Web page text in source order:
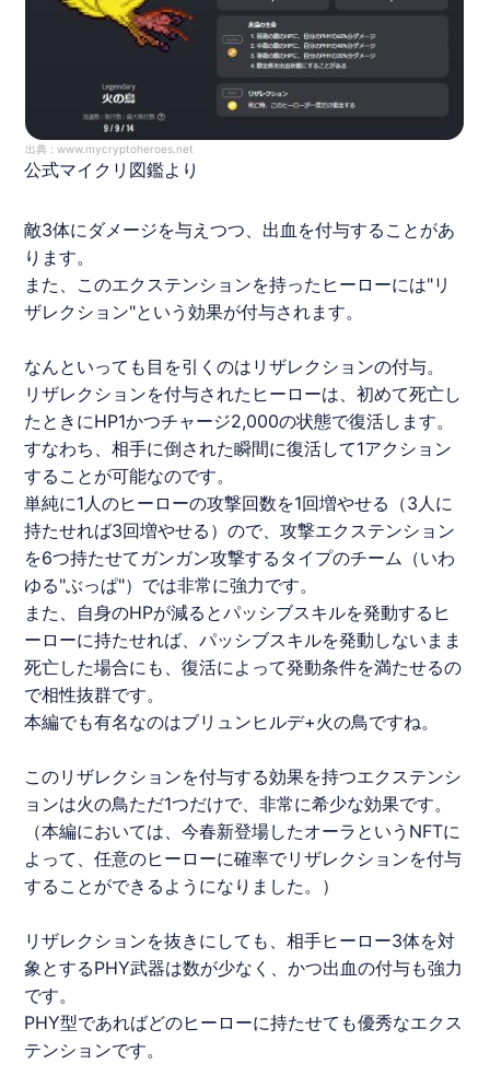
出典 :www.mycryptoheroes.net
公式マイクリ図鑑より
敵3体にダメージを与えつつ、出血を付与することがあ
ります。
また、このエクステンションを持ったヒーローには"リ
ザレクション"という効果が付与されます。
なんといっても目を引くのはリザレクションの付与。
リザレクションを付与されたヒーローは、初めて死亡し
たときにHP1かつチャージ2,000の状態で復活します。
すなわち、相手に倒された瞬間に復活して1アクション
することが可能なのです。
単純に1人のヒーローの攻撃回数を1回増やせる（3人に
持たせれば3回増やせる）ので、攻撃エクステンション
を6つ持たせてガンガン攻撃するタイプのチーム（いわ
ゆる"ぶっぱ"）では非常に強力です。
また、自身のHPが減るとパッシブスキルを発動するヒ
ーローに持たせれば、パッシブスキルを発動しないまま
死亡した場合にも、復活によって発動条件を満たせるの
で相性抜群です。
本編でも有名なのはブリュンヒルデ+火の鳥ですね。
このリザレクションを付与する効果を持つエクステンシ
ョンは火の鳥ただ1つだけで、非常に希少な効果です。
（本編においては、今春新登場したオーラという NFTに
よって、任意のヒーローに確率でリザレクションを付与
することができるようになりました。）
リザレクションを抜きにしても、相手ヒーロー3体を対
象とするPHY武器は数が少なく、かつ出血の付与も強力
です。
PHY型であればどのヒーローに持たせても優秀なエクス
テンションです。